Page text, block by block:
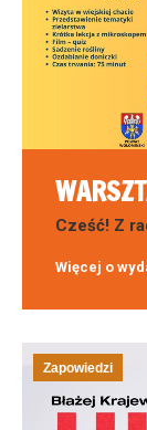
Cześć! Z
Więcej o
Zapowiedzi